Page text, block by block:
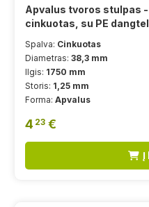
Apvalus tvoros stulpas -
cinkuotas, su PE
Spalva: Cinkuotas
Diametras: 38,3 mm
Ilgis: 1750 mm
Storis: 1,25 mm
Forma: Apvalus
4 23 €
Į